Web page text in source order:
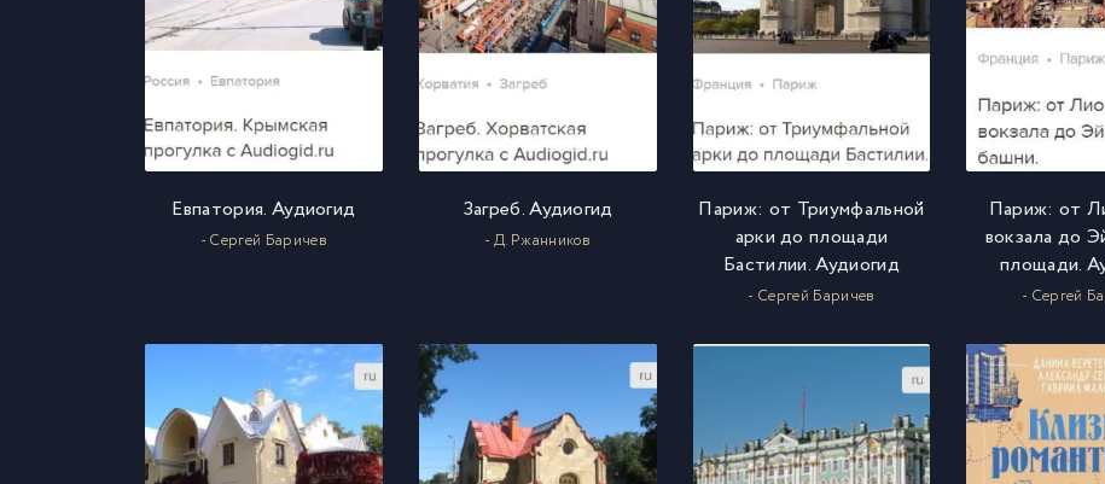
Евпатория. Аудиогид
- Сергей Баричев
Загреб. Аудиогид
- Д. Ржанников
Париж: от Триумфальной
арки до площади
Бастилии. Аудиогид
- Сергей Баричев
Париж: от
вокзала до
площади.
- Сергей